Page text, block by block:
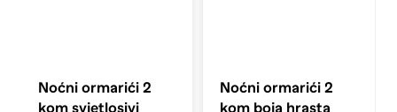
Noćni ormarići 2
kom svjetlosivi
Noćni ormarići 2
kom boja hrasta